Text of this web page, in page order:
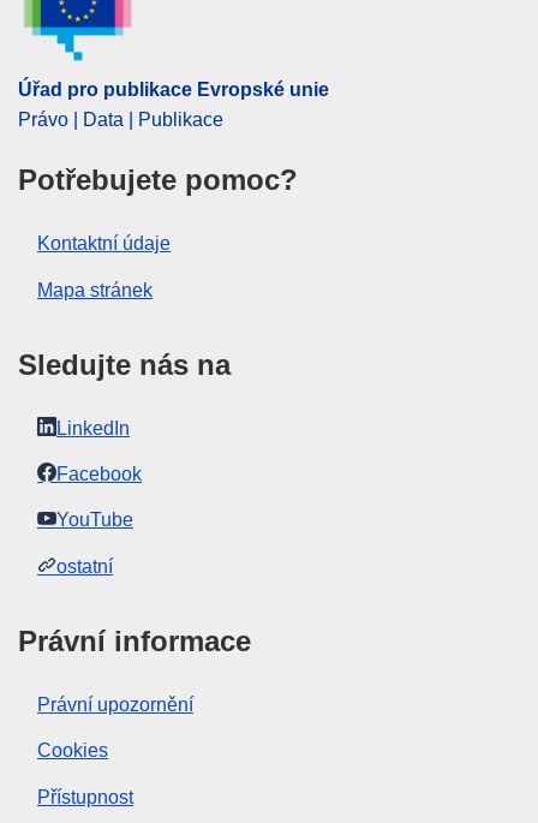
EDITION : 76020c03-1d1c-11ef-a251-01aa75ed71a1
EDITION : dd62a206-e2d6-11ec-a534-01aa75ed71a1
EDITION : 1398f63c-e313-11ef-be2a-01aa75ed71a1
Úřad pro publikace Evropské unie
Právo | Data | Publikace
Potřebujete pomoc?
Kontaktní údaje
Mapa stránek
Sledujte nás na
LinkedIn
Facebook
YouTube
ostatní
Právní informace
Právní upozornění
Cookies
Přístupnost